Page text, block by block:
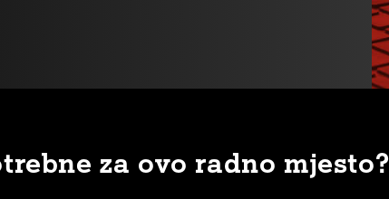
za ovo radno mjesto?